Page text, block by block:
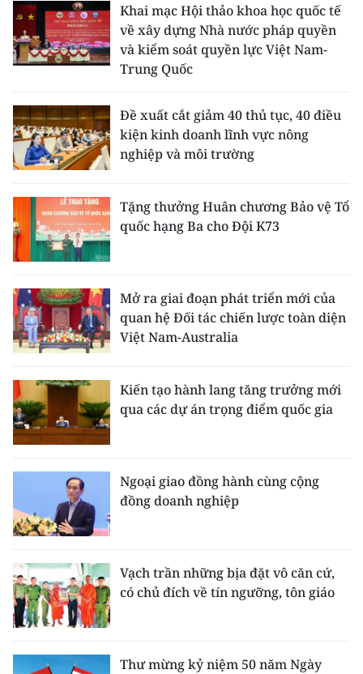
Khai mạc Hội thảo khoa học quốc tế
về xây dựng Nhà nước pháp quyền
và kiểm soát quyền lực Việt Nam-
Trung Quốc
Đề xuất cắt giảm 40 thủ tục, 40 điều
kiện kinh doanh lĩnh vực nông
nghiệp và môi trường
Tặng thưởng Huân chương Bảo vệ Tổ
quốc hạng Ba cho Đội K73
Mở ra giai đoạn phát triển mới của
quan hệ Đối tác chiến lược toàn diện
Việt Nam-Australia
Kiến tạo hành lang tăng trưởng mới
qua các dự án trọng điểm quốc gia
Ngoại giao đồng hành cùng cộng
đồng doanh nghiệp
Vạch trần những bịa đặt vô căn cứ,
có chủ đích về tín ngưỡng, tôn giáo
Thư mừng kỷ niệm 50 năm Ngày